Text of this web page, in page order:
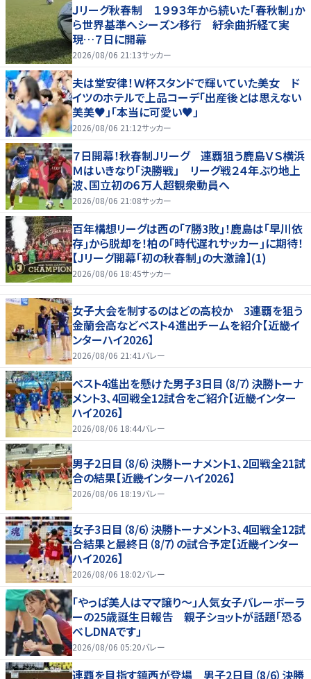
Ｊリーグ秋春制 １９９３年から続いた「春秋制」か
ら世界基準へシーズン移行 紆余曲折経て実
現…７日に開幕
2026/08/06 21:13サッカー
夫は堂安律！Ｗ杯スタンドで輝いていた美女 ド
イツのホテルで上品コーデ「出産後とは思えない
美美♥」「本当に可愛い♥」
2026/08/06 21:12サッカー
７日開幕！秋春制Ｊリーグ 連覇狙う鹿島ＶＳ横浜
Ｍはいきなり「決勝戦」 リーグ戦２４年ぶり地上
波、国立初の６万人超観衆動員へ
2026/08/06 21:08サッカー
百年構想リーグは西の｢7勝3敗｣！鹿島は｢早川依
存｣から脱却を！柏の｢時代遅れサッカー｣に期待！
【Jリーグ開幕｢初の秋春制｣の大激論】(1)
2026/08/06 18:45サッカー
女子大会を制するのはどの高校か 3連覇を狙う
金蘭会高などベスト４進出チームを紹介【近畿イ
ンターハイ2026】
2026/08/06 21:41 バレー
ベスト4進出を懸けた男子3日目（8/7）決勝トーナ
メント3、4回戦全12試合をご紹介【近畿インター
ハイ2026】
2026/08/06 18:44バレー
男子2日目（8/6）決勝トーナメント1、2回戦全21試
合の結果【近畿インターハイ2026】
2026/08/06 18:19バレー
女子3日目（8/6）決勝トーナメント3、4回戦全12試
合結果と最終日（8/7）の試合予定【近畿インター
ハイ2026】
2026/08/06 18:02バレー
「やっぱ美人はママ譲り～」人気女子バレーボーラ
ーの25歳誕生日報告 親子ショットが話題「恐る
べしDNAです」
2026/08/06 05:20バレー
連覇を目指す鎮西が登場 男子2日目（8/6）決勝